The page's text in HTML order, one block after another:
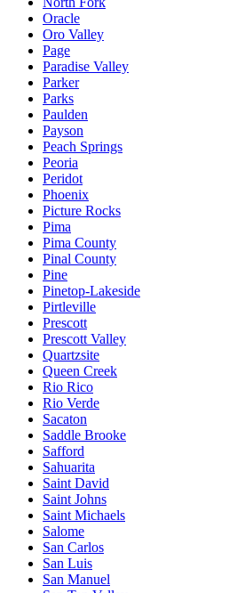
Oracle
Oro Valley
Page
Paradise Valley
Parker
Parks
Paulden
Payson
Peach Springs
Peoria
Peridot
Phoenix
Picture Rocks
Pima
Pima County
Pinal County
Pine
Pinetop-Lakeside
Pirtleville
Prescott
Prescott Valley
Quartzsite
Queen Creek
Rio Rico
Rio Verde
Sacaton
Saddle Brooke
Safford
Sahuarita
Saint David
Saint Johns
Saint Michaels
Salome
San Carlos
San Luis
San Manuel